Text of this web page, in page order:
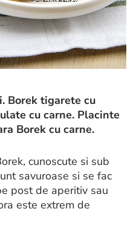
Borek tigarete cu
cu carne. Placinte
Borek cu carne.
cunoscute si sub
savuroase si se fac
post de aperitiv sau
este extrem de